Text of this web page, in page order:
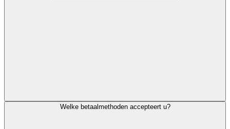
Welke betaalmethoden accepteert u?